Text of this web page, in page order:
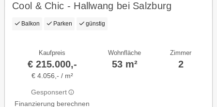
Cool & Chic - Hallwang bei Salzburg
Balkon Parken günstig
Kaufpreis
€ 215.000,-
€ 4.056,- / m²
Gesponsert
Finanzierung berechnen
Wohnfläche
53 m²
Zimmer
2